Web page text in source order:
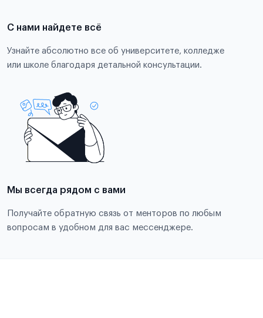
С нами найдете всё
Узнайте абсолютно все об университете, колледже
или школе благодаря детальной консультации.
Мы всегда рядом с вами
Получайте обратную связь от менторов по любым
вопросам в удобном для вас мессенджере.